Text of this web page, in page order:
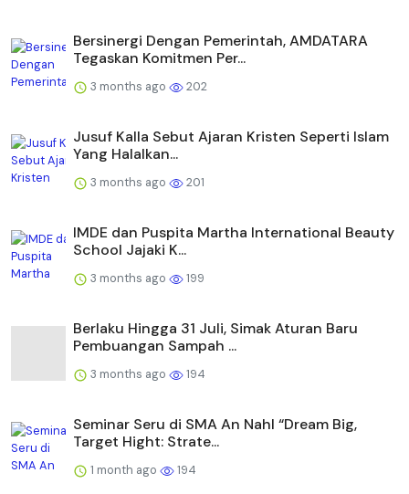
Bersinergi Dengan Pemerintah, AMDATARA
Tegaskan Komitmen Per...
3 months ago 202
Jusuf Kalla Sebut Ajaran Kristen Seperti Islam
Yang Halalkan...
3 months ago 201
IMDE dan Puspita Martha International Beauty
School Jajaki K...
3 months ago 199
Berlaku Hingga 31 Juli, Simak Aturan Baru
Pembuangan Sampah ...
3 months ago 194
Seminar Seru di SMA An Nahl “Dream Big,
Target Hight: Strate...
1 month ago 194